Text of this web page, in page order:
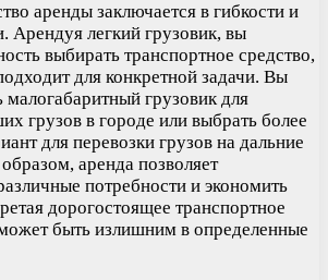
аренды заключается в гибкости и
Арендуя легкий грузовик, вы
выбирать транспортное средство,
для конкретной задачи. Вы
грузовик для
грузов в городе или выбрать более
для перевозки грузов на дальние
аренда позволяет
потребности и экономить
дорогостоящее транспортное
быть излишним в определенные